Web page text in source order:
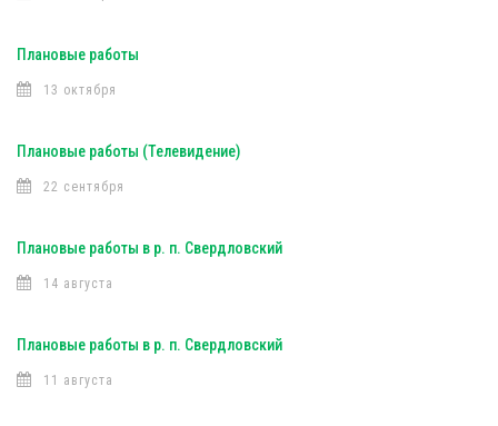
Плановые работы
13 октября
Плановые работы (Телевидение)
22 сентября
Плановые работы в р. п. Свердловский
14 августа
Плановые работы в р. п. Свердловский
11 августа